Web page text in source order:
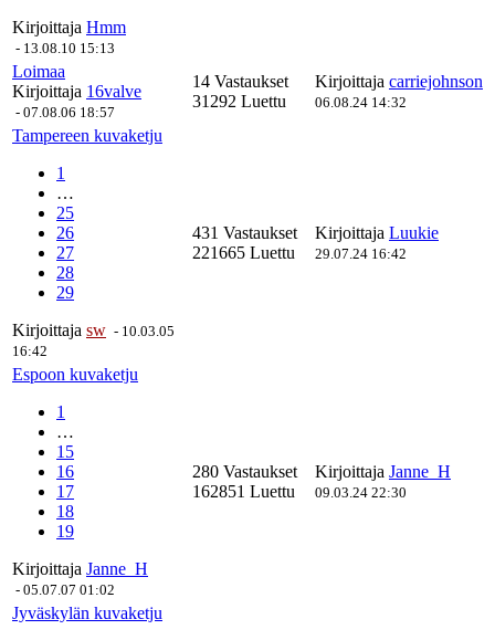
Kirjoittaja Hmm
- 13.08.10 15:13
Loimaa
Kirjoittaja 16valve
- 07.08.06 18:57
14 Vastaukset
31292 Luettu
Kirjoittaja carriejohnson
06.08.24 14:32
Tampereen kuvaketju
1
…
25
26
27
28
29
Kirjoittaja sw - 10.03.05
16:42
431 Vastaukset
221665 Luettu
Kirjoittaja Luukie
29.07.24 16:42
Espoon kuvaketju
1
…
15
16
17
18
19
Kirjoittaja Janne_H
- 05.07.07 01:02
280 Vastaukset
162851 Luettu
Kirjoittaja Janne_H
09.03.24 22:30
Jyväskylän kuvaketju